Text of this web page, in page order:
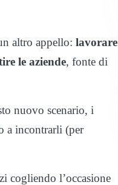
altro appello: lavorare
le aziende, fonte di
nuovo scenario, i
a incontrarli (per
cogliendo l’occasione